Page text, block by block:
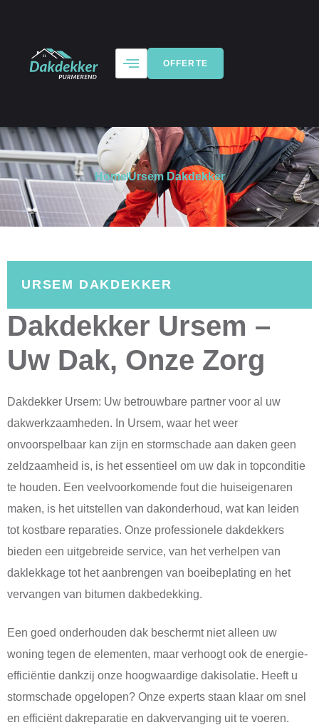
OFFERTE
HomeUrsem Dakdekker
URSEM DAKDEKKER
Dakdekker Ursem –
Uw Dak, Onze Zorg
Dakdekker Ursem: Uw betrouwbare partner voor al uw
dakwerkzaamheden. In Ursem, waar het weer
onvoorspelbaar kan zijn en stormschade aan daken geen
zeldzaamheid is, is het essentieel om uw dak in topconditie
te houden. Een veelvoorkomende fout die huiseigenaren
maken, is het uitstellen van dakonderhoud, wat kan leiden
tot kostbare reparaties. Onze professionele dakdekkers
bieden een uitgebreide service, van het verhelpen van
daklekkage tot het aanbrengen van boeibeplating en het
vervangen van bitumen dakbedekking.
Een goed onderhouden dak beschermt niet alleen uw
woning tegen de elementen, maar verhoogt ook de energie-
efficiëntie dankzij onze hoogwaardige dakisolatie. Heeft u
stormschade opgelopen? Onze experts staan klaar om snel
en efficiënt dakreparatie en dakvervanging uit te voeren.